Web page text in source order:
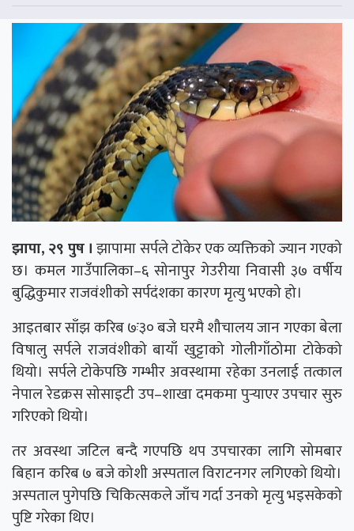
झापा, २९ पुष ।झापामा सर्पले टोकेर एक व्यक्तिको ज्यान गएको
छ। कमल गाउँपालिका–६ सोनापुर गेउरीया निवासी ३७ वर्षीय
बुद्धिकुमार राजवंशीको सर्पदंशका कारण मृत्यु भएको हो।
आइतबार साँझ करिब ७ः३० बजे घरमै शौचालय जान गएका बेला
विषालु सर्पले राजवंशीको बायाँ खुट्टाको गोलीगाँठोमा टोकेको
थियो। सर्पले टोकेपछि गम्भीर अवस्थामा रहेका उनलाई तत्काल
नेपाल रेडक्रस सोसाइटी उप–शाखा दमकमा पुर्‍याएर उपचार सुरु
गरिएको थियो।
तर अवस्था जटिल बन्दै गएपछि थप उपचारका लागि सोमबार
बिहान करिब ७ बजे कोशी अस्पताल विराटनगर लगिएको थियो।
अस्पताल पुगेपछि चिकित्सकले जाँच गर्दा उनको मृत्यु भइसकेको
पुष्टि गरेका थिए।